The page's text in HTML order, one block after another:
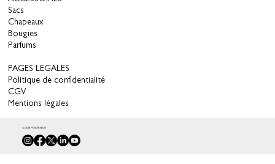
Sacs
Chapeaux
Bougies
Parfums
PAGES LEGALES
Politique de confidentialité
CGV
Mentions légales
© 2026 MAJORELLES